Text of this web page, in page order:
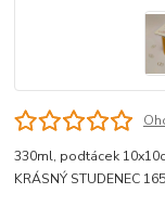
330ml, podtácek
KRÁSNÝ STUDENEC